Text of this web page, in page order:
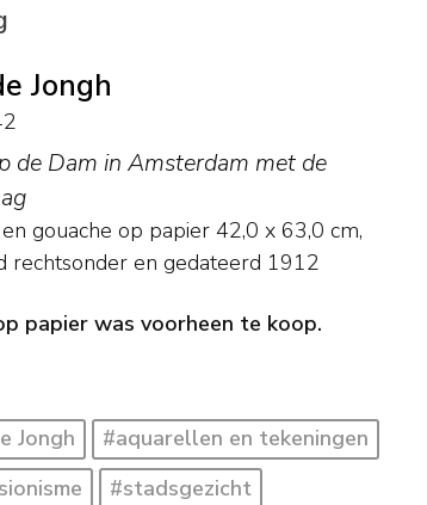
Jongh
de Dam in Amsterdam met de
gouache op papier 42,0 x 63,0 cm,
rechtsonder en gedateerd 1912
papier was voorheen te koop.
Jongh
#aquarellen en tekeningen
#stadsgezicht